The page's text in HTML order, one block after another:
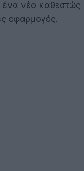
ένα νέο καθεστώς
εφαρμογές.